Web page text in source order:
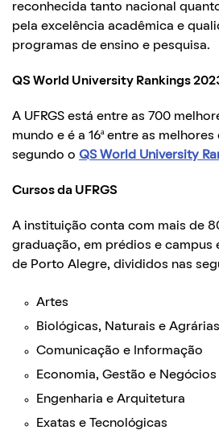
reconhecida tanto nacional
pela excelência acadêmica e
programas de ensino e pesquisa.
QS World University Rankings
A UFRGS está entre as 700
mundo e é a 16ª entre as
segundo o QS World University
Cursos da UFRGS
A instituição conta com mais de
graduação, em prédios e campus
de Porto Alegre, divididos nas
Artes
Biológicas, Naturais e Agrárias
Comunicação e Informação
Economia, Gestão e Negócios
Engenharia e Arquitetura
Exatas e Tecnológicas